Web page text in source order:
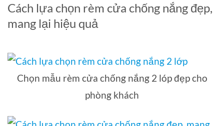
Cách lựa chọn rèm cửa chống nắng đẹp,
mang lại hiệu quả
Chọn mẫu rèm cửa chống nắng 2 lóp đẹp cho
phòng khách